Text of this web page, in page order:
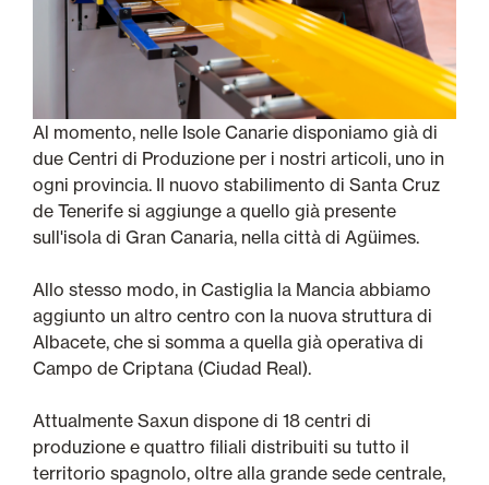
Al momento, nelle Isole Canarie disponiamo già di
due Centri di Produzione per i nostri articoli, uno in
ogni provincia. Il nuovo stabilimento di Santa Cruz
de Tenerife si aggiunge a quello già presente
sull'isola di Gran Canaria, nella città di Agüimes.
Allo stesso modo, in Castiglia la Mancia abbiamo
aggiunto un altro centro con la nuova struttura di
Albacete, che si somma a quella già operativa di
Campo de Criptana (Ciudad Real).
Attualmente Saxun dispone di 18 centri di
produzione e quattro filiali distribuiti su tutto il
territorio spagnolo, oltre alla grande sede centrale,